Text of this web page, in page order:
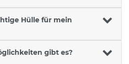
Hülle für mein
gibt es?